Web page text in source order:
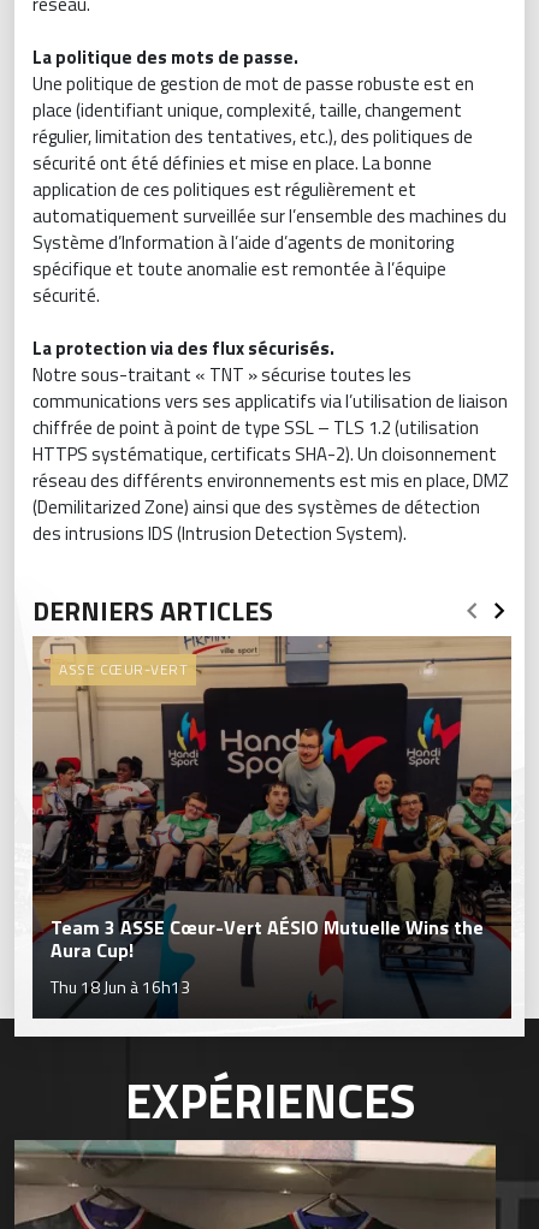
La politique des mots de passe.
Une politique de gestion de mot de passe robuste est en
place (identifiant unique, complexité, taille, changement
régulier, limitation des tentatives, etc.), des politiques de
sécurité ont été définies et mise en place. La bonne
application de ces politiques est régulièrement et
automatiquement surveillée sur l’ensemble des machines du
Système d’Information à l’aide d’agents de monitoring
spécifique et toute anomalie est remontée à l’équipe
sécurité.
La protection via des flux sécurisés.
Notre sous-traitant « TNT » sécurise toutes les
communications vers ses applicatifs via l’utilisation de liaison
chiffrée de point à point de type SSL – TLS 1.2 (utilisation
HTTPS systématique, certificats SHA-2). Un cloisonnement
réseau des différents environnements est mis en place, DMZ
(Demilitarized Zone) ainsi que des systèmes de détection
des intrusions IDS (Intrusion Detection System).
DERNIERS ARTICLES
ASSE CŒUR-VERT
Team 3 ASSE Cœur-Vert AÉSIO Mutuelle Wins the
Aura Cup!
Thu 18 Jun à 16h13
EXPÉRIENCES